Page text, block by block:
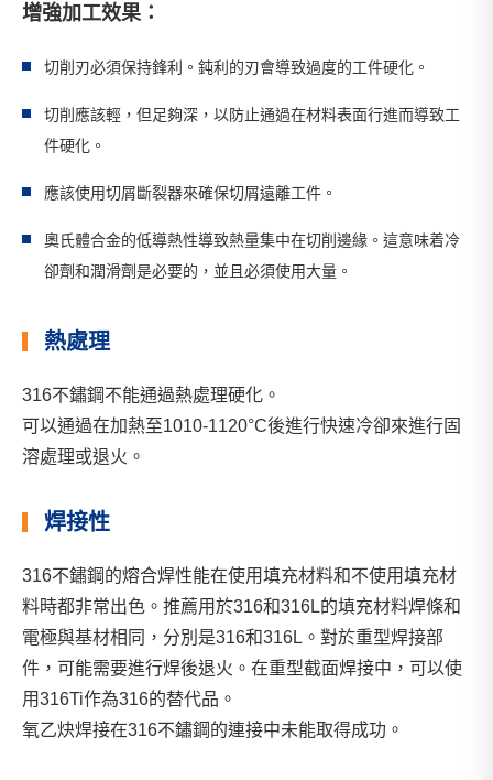
增強加工效果：
切削刃必須保持鋒利。鈍利的刃會導致過度的工件硬化。
切削應該輕，但足夠深，以防止通過在材料表面行進而導致工
件硬化。
應該使用切屑斷裂器來確保切屑遠離工件。
奧氏體合金的低導熱性導致熱量集中在切削邊緣。這意味着冷
卻劑和潤滑劑是必要的，並且必須使用大量。
熱處理
316不鏽鋼不能通過熱處理硬化。
可以通過在加熱至1010-1120°C後進行快速冷卻來進行固
溶處理或退火。
焊接性
316不鏽鋼的熔合焊性能在使用填充材料和不使用填充材
料時都非常出色。推薦用於316和316L的填充材料焊條和
電極與基材相同，分別是316和316L。對於重型焊接部
件，可能需要進行焊後退火。在重型截面焊接中，可以使
用316Ti作為316的替代品。
氧乙炔焊接在316不鏽鋼的連接中未能取得成功。